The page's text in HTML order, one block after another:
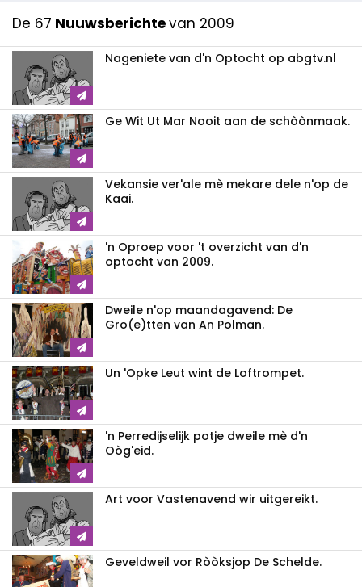
De 67 Nuuwsberichtevan 2009
Nageniete van d'n Optocht op abgtv.nl
Ge Wit Ut Mar Nooit aan de schòònmaak.
Vekansie ver'ale mè mekare dele n'op de
Kaai.
'n Oproep voor 't overzicht van d'n
optocht van 2009.
Dweile n'op maandagavend: De
Gro(e)tten van An Polman.
Un 'Opke Leut wint de Loftrompet.
'n Perredijselijk potje dweile mè d'n
Oòg'eid.
Art voor Vastenavend wir uitgereikt.
Geveldweil vor Ròòksjop De Schelde.